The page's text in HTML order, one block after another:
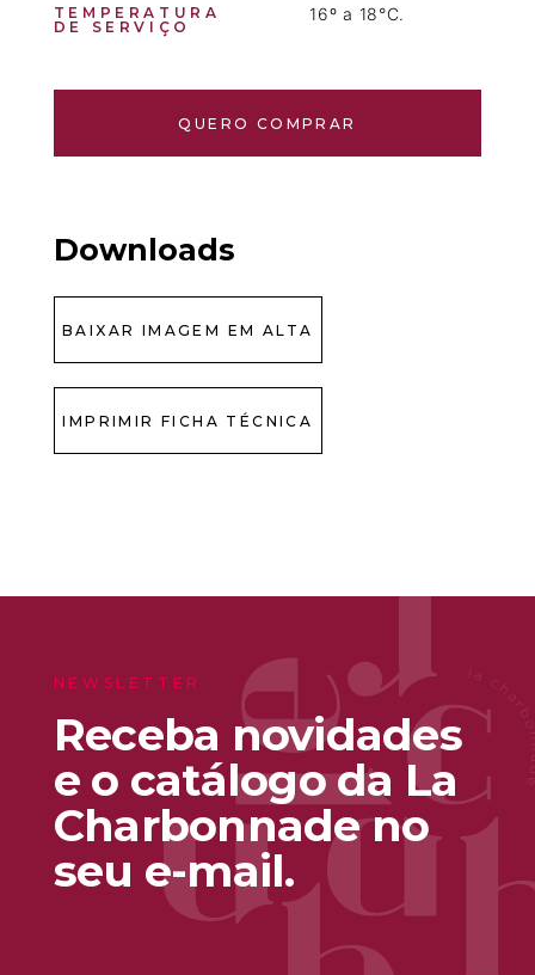
TEMPERATURA
DE SERVIÇO
16º a 18°C.
QUERO COMPRAR
Downloads
BAIXAR IMAGEM EM ALTA
IMPRIMIR FICHA TÉCNICA
NEWSLETTER
Receba novidades
e o catálogo da La
Charbonnade no
seu e-mail.